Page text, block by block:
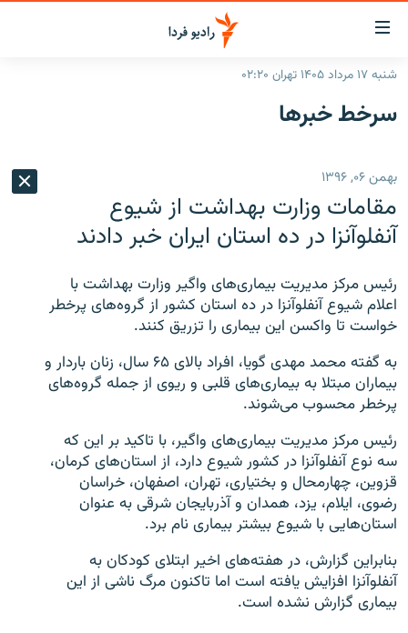
لینک‌های
قابلیت
دسترسی
بازگشت
اصلی
رفتن
به
صفحه
ایران
رادیو
انتخاب کنید و بشنوید
فرکانس‌ها
پادکست
گزارش‌های تصویری
گزارش‌های ویدئویی
زنان فردا
English
به ما بپیوندید
زبان‌های دیگر
شنبه ۱۷ مرداد ۱۴۰۵ تهران ۰۲:۲۰
سرخط‌ خبرها
بهمن ۰۶, ۱۳۹۶
مقامات وزارت بهداشت از شیوع
آنفلوآنزا در ده استان ایران خبر دادند
رئیس مرکز مدیریت بیماری‌های واگیر وزارت بهداشت با
اعلام شیوع آنفلوآنزا در ده استان کشور از گروه‌های پرخطر
خواست تا واکسن این بیماری را تزریق کنند.
به گفته محمد مهدی گویا،‌ افراد بالای ۶۵ سال، زنان باردار و
بیماران مبتلا به بیماری‌های قلبی و ریوی از جمله گروه‌های
پرخطر محسوب می‌شوند.
رئیس مرکز مدیریت بیماری‌های واگیر، با تاکید بر این که
سه نوع آنفلوآنزا در کشور شیوع دارد، از استان‌های کرمان،
قزوین، چهارمحال و بختیاری، تهران، اصفهان، خراسان
رضوی،‌ ایلام، یزد، همدان و آذربایجان شرقی به عنوان
استان‌هایی با شیوع بیشتر بیماری نام برد.
بنابراین گزارش، در هفته‌های اخير ابتلای کودکان به
آنفلوآنزا افزایش یافته است اما تاکنون مرگ ناشی از این
بیماری گزارش نشده است.